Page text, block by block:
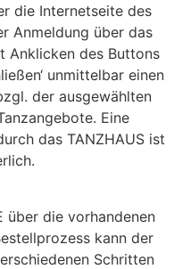
die Internetseite des
Anmeldung über das
Anklicken des Buttons
unmittelbar einen
der ausgewählten
Eine
das TANZHAUS ist
über die vorhandenen
kann der
Schritten